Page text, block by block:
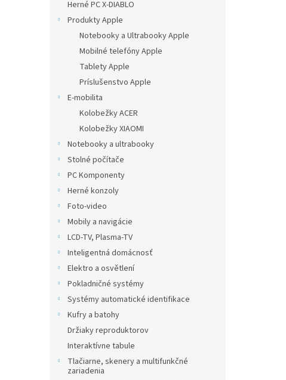
Herné PC X-DIABLO
Produkty Apple
Notebooky a Ultrabooky Apple
Mobilné telefóny Apple
Tablety Apple
Príslušenstvo Apple
E-mobilita
Kolobežky ACER
Kolobežky XIAOMI
Notebooky a ultrabooky
Stolné počítače
PC Komponenty
Herné konzoly
Foto-video
Mobily a navigácie
LCD-TV, Plasma-TV
Inteligentná domácnosť
Elektro a osvětlení
Pokladničné systémy
Systémy automatické identifikace
Kufry a batohy
Držiaky reproduktorov
Interaktívne tabule
Tlačiarne, skenery a multifunkčné
zariadenia